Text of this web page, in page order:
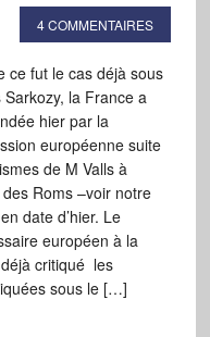
4 COMMENTAIRES
ce fut le cas déjà sous
Sarkozy, la France a
hier par la
européenne suite
de M Valls à
Roms –voir notre
date d’hier. Le
européen à la
critiqué les
sous le […]